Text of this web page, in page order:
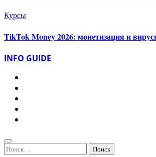
Курсы
TikTok Money 2026: монетизация и
INFO GUIDE
Найти: